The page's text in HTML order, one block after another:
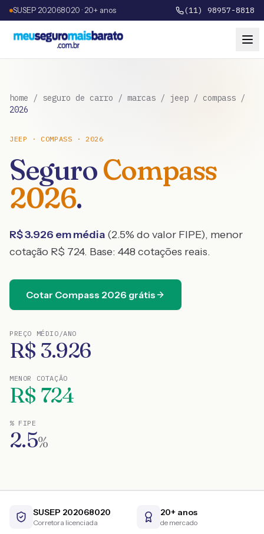
SUSEP 202068020 · 20+ anos (11) 98957-8818
home / seguro de carro / marcas / jeep / compass /
2026
JEEP · COMPASS · 2026
SeguroCompass
2026.
R$3.926 em média (2.5% do valor FIPE), menor
cotação R$ 724. Base: 448 cotações reais.
Cotar Compass 2026 grátis
PREÇO MÉDIO/ANO
R$ 3.926
MENOR COTAÇÃO
R$ 724
% FIPE
2.5%
SUSEP 202068020
Corretora licenciada
20+ anos
de mercado